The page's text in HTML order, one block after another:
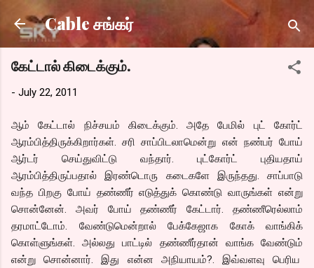
Skip to main content
Cable சங்கர்
கேட்டால் கிடைக்கும்.
- July 22, 2011
ஆம் கேட்டால் நிச்சயம் கிடைக்கும். அதே பேமில் புட் கோர்ட்
ஆரம்பித்திருக்கிறார்கள். சரி சாப்பிடலாமென்று என் நண்பர் போய்
ஆர்டர் செய்துவிட்டு வந்தார். புட்கோர்ட் புதியதாய்
ஆரம்பித்திருப்பதால் இரண்டொரு கடைகளே இருந்தது. சாப்பாடு
வந்த பிறகு போய் தண்ணீர் எடுத்துக் கொண்டு வாருங்கள் என்று
சொன்னேன். அவர் போய் தண்ணீர் கேட்டார். தண்ணீரெல்லாம்
தரமாட்டோம். வேண்டுமென்றால் பேக்கேஜாக கோக் வாங்கிக்
கொள்ளுங்கள். அல்லது பாட்டில் தண்ணீர்தான் வாங்க வேண்டும்
என்று சொன்னார். இது என்ன அநியாயம்?. இவ்வளவு பெரிய